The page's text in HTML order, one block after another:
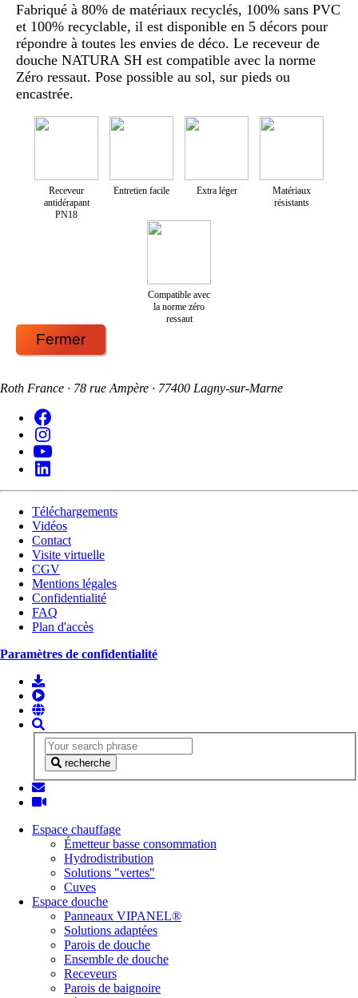
Fabriqué à 80% de matériaux recyclés, 100% sans PVC
et 100% recyclable, il est disponible en 5 décors pour
répondre à toutes les envies de déco. Le receveur de
douche NATURA SH est compatible avec la norme
Zéro ressaut. Pose possible au sol, sur pieds ou
encastrée.
Receveur
antidérapant
PN18
Entretien facile Extra léger
Matériaux
résistants
Compatible avec
la norme zéro
ressaut
Fermer
Roth France · 78 rue Ampère · 77400 Lagny-sur-Marne
Téléchargements
Vidéos
Contact
Visite virtuelle
CGV
Mentions légales
Confidentialité
FAQ
Plan d'accès
Paramètres de confidentialité
recherche
Espace chauffage
Émetteur basse consommation
Hydrodistribution
Solutions "vertes"
Cuves
Espace douche
Panneaux VIPANEL®
Solutions adaptées
Parois de douche
Ensemble de douche
Receveurs
Parois de baignoire